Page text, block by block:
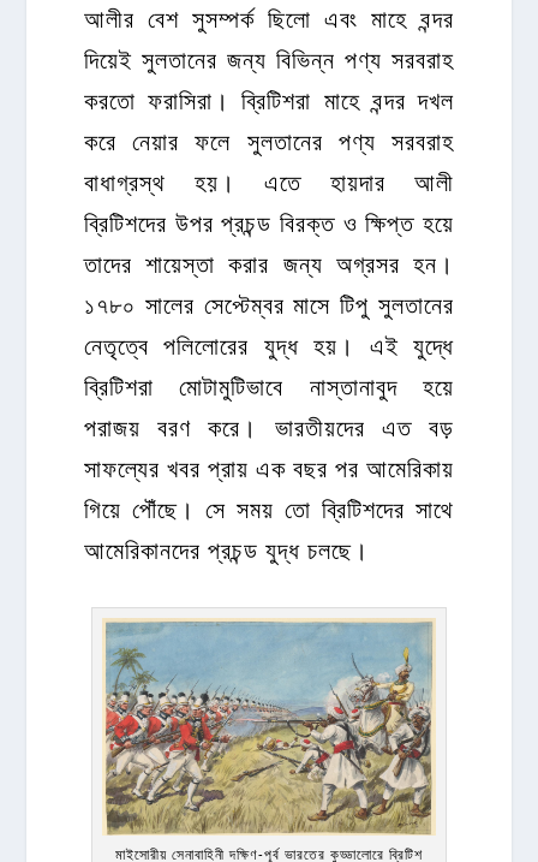
আলীর বেশ সুসম্পর্ক ছিলো এবং মাহে বন্দর
দিয়েই সুলতানের জন্য বিভিন্ন পণ্য সরবরাহ
করতো ফরাসিরা। ব্রিটিশরা মাহে বন্দর দখল
করে নেয়ার ফলে সুলতানের পণ্য সরবরাহ
বাধাগ্রস্থ হয়। এতে হায়দার আলী
ব্রিটিশদের উপর প্রচন্ড বিরক্ত ও ক্ষিপ্ত হয়ে
তাদের শায়েস্তা করার জন্য অগ্রসর হন।
১৭৮০ সালের সেপ্টেম্বর মাসে টিপু সুলতানের
নেতৃত্বে পলিলোরের যুদ্ধ হয়। এই যুদ্ধে
ব্রিটিশরা মোটামুটিভাবে নাস্তানাবুদ হয়ে
পরাজয় বরণ করে। ভারতীয়দের এত বড়
সাফল্যের খবর প্রায় এক বছর পর আমেরিকায়
গিয়ে পৌঁছে। সে সময় তো ব্রিটিশদের সাথে
আমেরিকানদের প্রচন্ড যুদ্ধ চলছে।
মাইসোরীয় সেনাবাহিনী দক্ষিণ-পূর্ব ভারতের কুড্ডালোরে ব্রিটিশ